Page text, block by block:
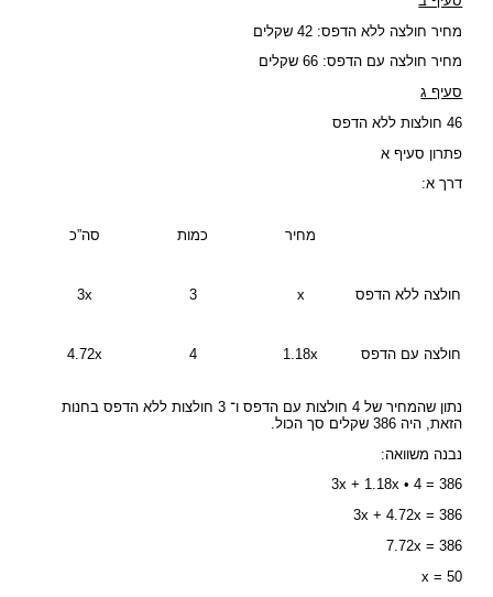
מחיר חולצה ללא הדפס: 42 שקלים
מחיר חולצה עם הדפס: 66 שקלים
סעיף ג
46 חולצות ללא הדפס
פתרון סעיף א
דרך א:
מחיר כמות סה”כ
חולצה ללא הדפס x
3
3x
חולצה עם הדפס 1.18x
4
4.72x
נתון שהמחיר של 4 חולצות עם הדפס ו־ 3 חולצות ללא הדפס בחנות
הזאת, היה 386 שקלים סך הכול.
נבנה משוואה:
3x + 1.18x • 4 = 386
3x + 4.72x = 386
7.72x = 386
x = 50